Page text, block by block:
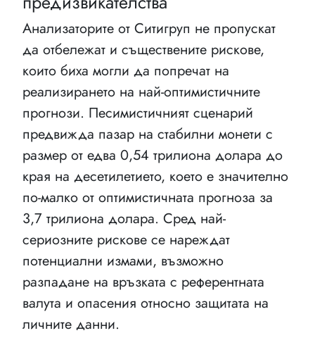
Анализаторите от Ситигруп не пропускат
да отбележат и съществените рискове,
които биха могли да попречат на
реализирането на най-оптимистичните
прогнози. Песимистичният сценарий
предвижда пазар на стабилни монети с
размер от едва 0,54 трилиона долара до
края на десетилетието, което е значително
по-малко от оптимистичната прогноза за
3,7 трилиона долара. Сред най-
сериозните рискове се нареждат
потенциални измами, възможно
разпадане на връзката с референтната
валута и опасения относно защитата на
личните данни.